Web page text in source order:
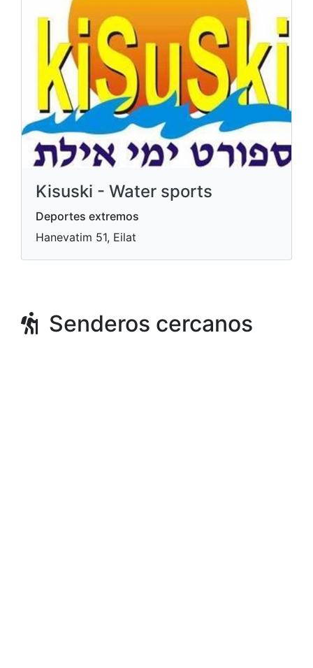
Kisuski - Water sports
Deportes extremos
Hanevatim 51, Eilat
Senderos cercanos